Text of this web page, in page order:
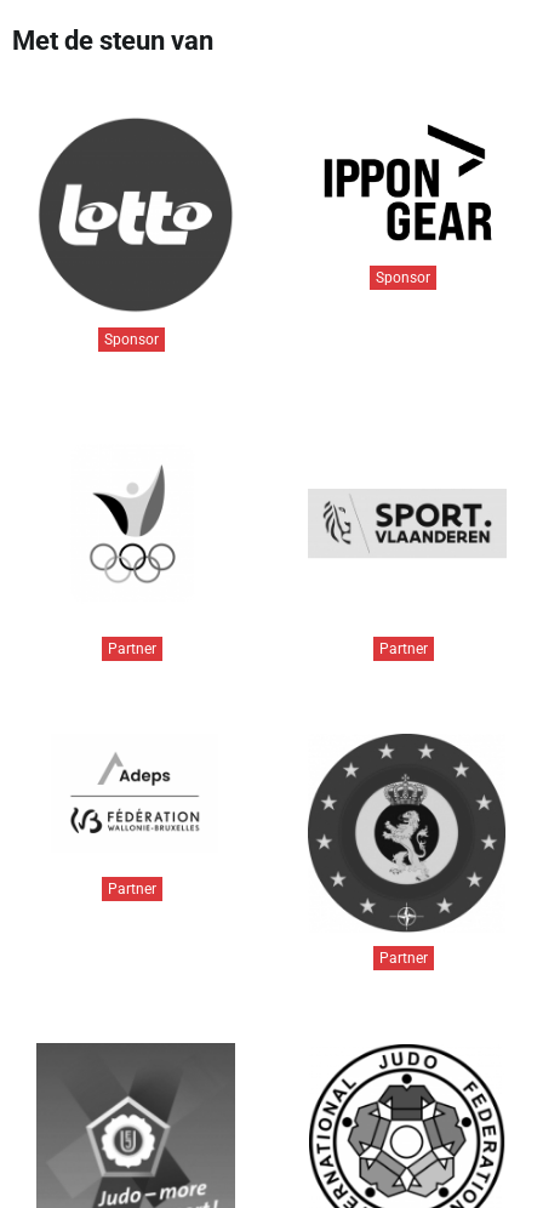
Met de steun van
Sponsor
Sponsor
Partner Partner
Partner
Partner